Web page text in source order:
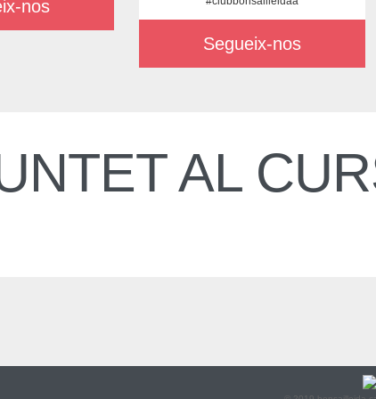
nos
Segueix-nos
AL